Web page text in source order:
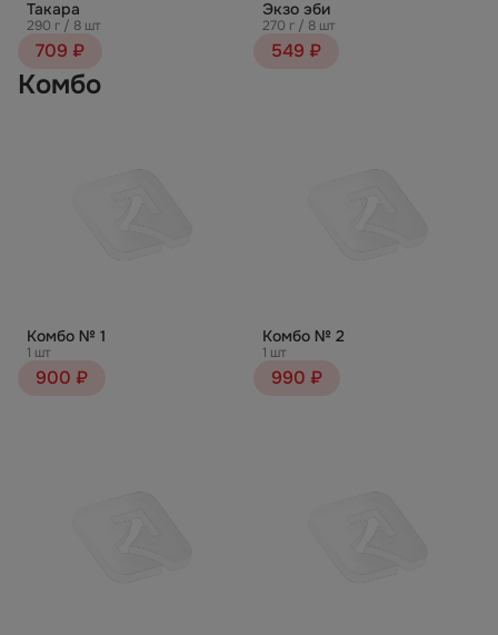
Такара
290 г / 8 шт
709 ₽
Экзо эби
270 г / 8 шт
549 ₽
Комбо
Комбо № 1
1 шт
900 ₽
Комбо № 2
1 шт
990 ₽